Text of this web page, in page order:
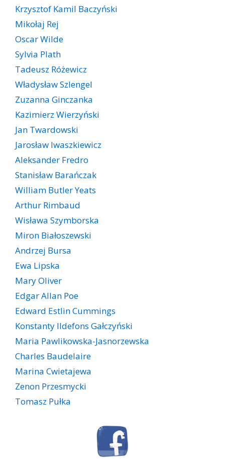
Krzysztof Kamil Baczyński
Mikołaj Rej
Oscar Wilde
Sylvia Plath
Tadeusz Różewicz
Władysław Szlengel
Zuzanna Ginczanka
Kazimierz Wierzyński
Jan Twardowski
Jarosław Iwaszkiewicz
Aleksander Fredro
Stanisław Barańczak
William Butler Yeats
Arthur Rimbaud
Wisława Szymborska
Miron Białoszewski
Andrzej Bursa
Ewa Lipska
Mary Oliver
Edgar Allan Poe
Edward Estlin Cummings
Konstanty Ildefons Gałczyński
Maria Pawlikowska-Jasnorzewska
Charles Baudelaire
Marina Cwietajewa
Zenon Przesmycki
Tomasz Pułka